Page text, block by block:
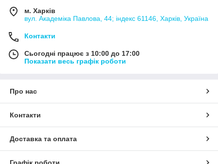
м. Харків
вул. Академіка Павлова, 44; індекс 61146, Харків, Україна
Контакти
Сьогодні працює з 10:00 до 17:00
Показати весь графік роботи
Про нас
Контакти
Доставка та оплата